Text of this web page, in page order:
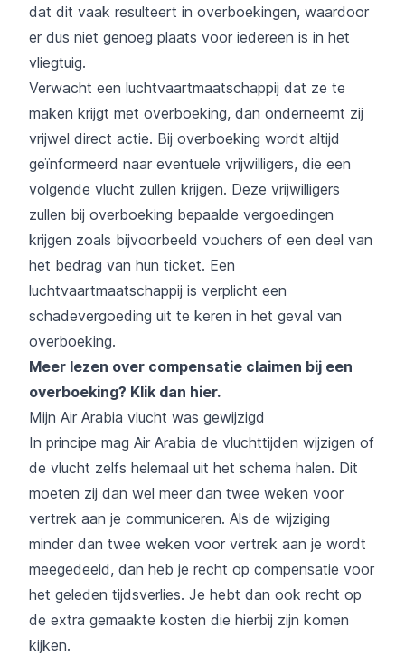
dat dit vaak resulteert in overboekingen, waardoor
er dus niet genoeg plaats voor iedereen is in het
vliegtuig.
Verwacht een luchtvaartmaatschappij dat ze te
maken krijgt met overboeking, dan onderneemt zij
vrijwel direct actie. Bij overboeking wordt altijd
geïnformeerd naar eventuele vrijwilligers, die een
volgende vlucht zullen krijgen. Deze vrijwilligers
zullen bij overboeking bepaalde vergoedingen
krijgen zoals bijvoorbeeld vouchers of een deel van
het bedrag van hun ticket. Een
luchtvaartmaatschappij is verplicht een
schadevergoeding uit te keren in het geval van
overboeking.
Meer lezen over compensatie claimen bij een
overboeking? Klik dan hier.
Mijn Air Arabia vlucht was gewijzigd
In principe mag Air Arabia de vluchttijden wijzigen of
de vlucht zelfs helemaal uit het schema halen. Dit
moeten zij dan wel meer dan twee weken voor
vertrek aan je communiceren. Als de wijziging
minder dan twee weken voor vertrek aan je wordt
meegedeeld, dan heb je recht op compensatie voor
het geleden tijdsverlies. Je hebt dan ook recht op
de extra gemaakte kosten die hierbij zijn komen
kijken.